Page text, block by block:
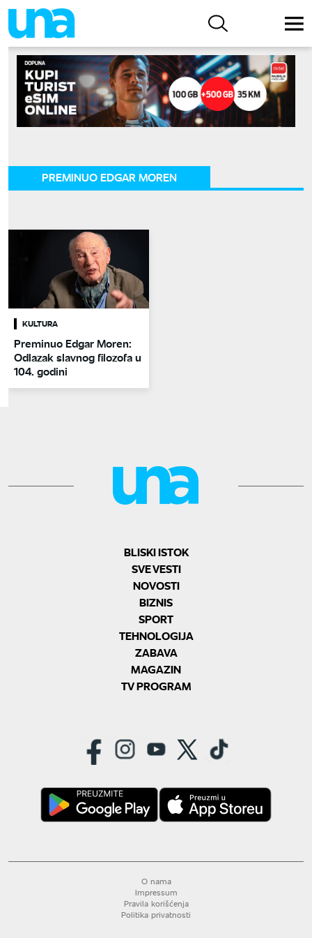
PREMINUO EDGAR MOREN
KULTURA
Preminuo Edgar Moren:
Odlazak slavnog filozofa u
104. godini
BLISKI ISTOK
SVE VESTI
NOVOSTI
BIZNIS
SPORT
TEHNOLOGIJA
ZABAVA
MAGAZIN
TV PROGRAM
O nama
Impressum
Pravila korišćenja
Politika privatnosti